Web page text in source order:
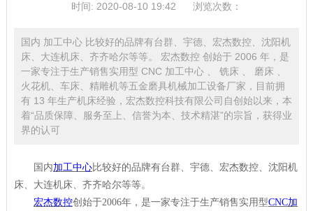
时间: 2020-08-10 19:42 浏览次数：
国内 加工中心 比较好的品牌有台群、宇德、宏杰数控、沈阳机
床、大连机床、齐齐哈尔等等。 宏杰数控 创始于 2006 年，是
一家专注于生产销售实用型 CNC 加工中心 、 铣床 、 磨床 、
火花机、车床、精雕机等五金磨具机械加工设备厂家，目前拥
有 13 年生产机床经验，宏杰数控科技有限公司自创始以来，本
着“品质保障、服务至上、信誉为本、技术精湛”的宗旨，获得业
界的认可
国内加工中心比较好的品牌有台群、宇德、宏杰数控、沈阳机
床、大连机床、齐齐哈尔等等。
宏杰数控创始于2006年，是一家专注于生产销售实用型CNC加